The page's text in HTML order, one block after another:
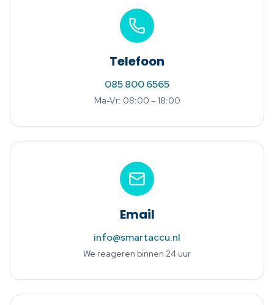
Telefoon
085 800 6565
Ma-Vr: 08:00 – 18:00
Email
info@smartaccu.nl
We reageren binnen 24 uur